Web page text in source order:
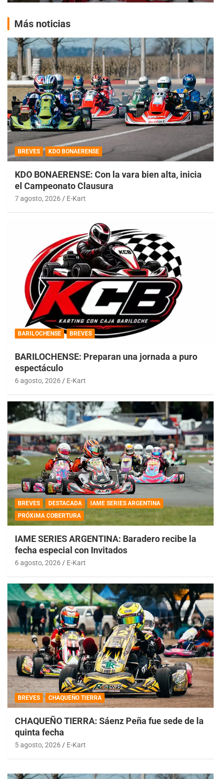
Más noticias
BREVES KDO BONAERENSE
KDO BONAERENSE: Con la vara bien alta, inicia
el Campeonato Clausura
7 agosto, 2026 E-Kart
BARILOCHENSE BREVES
BARILOCHENSE: Preparan una jornada a puro
espectáculo
6 agosto, 2026 E-Kart
BREVES DESTACADA
IAME SERIES ARGENTINA
PRÓXIMA COBERTURA
IAME SERIES ARGENTINA: Baradero recibe la
fecha especial con Invitados
6 agosto, 2026 E-Kart
BREVES CHAQUEÑO TIERRA
CHAQUEÑO TIERRA: Sáenz Peña fue sede de la
quinta fecha
5 agosto, 2026 E-Kart